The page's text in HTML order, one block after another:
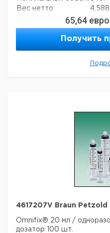
Вес нетто:
4,588
Данные для перевозки
отличаться)
Страна происхождения:
65,64 евро
Получить
4617207V Braun Petzold
Omnifix® 20 мл /
дозатор 100 шт.